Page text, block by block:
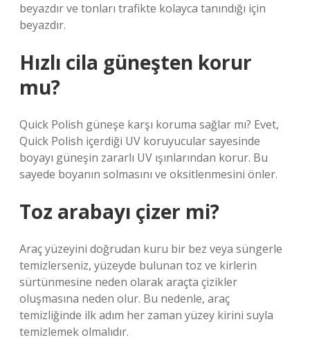
beyazdır ve tonları trafikte kolayca tanındığı için
beyazdır.
Hızlı cila güneşten korur
mu?
Quick Polish güneşe karşı koruma sağlar mı? Evet,
Quick Polish içerdiği UV koruyucular sayesinde
boyayı güneşin zararlı UV ışınlarından korur. Bu
sayede boyanın solmasını ve oksitlenmesini önler.
Toz arabayı çizer mi?
Araç yüzeyini doğrudan kuru bir bez veya süngerle
temizlerseniz, yüzeyde bulunan toz ve kirlerin
sürtünmesine neden olarak araçta çizikler
oluşmasına neden olur. Bu nedenle, araç
temizliğinde ilk adım her zaman yüzey kirini suyla
temizlemek olmalıdır.